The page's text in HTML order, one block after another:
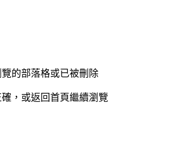
的部落格或已被刪除
，或返回首頁繼續瀏覽